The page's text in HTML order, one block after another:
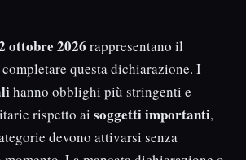
ottobre 2026 rappresentano il
questa dichiarazione. I
hanno obblighi più stringenti e
rispetto ai soggetti importanti,
devono attivarsi senza